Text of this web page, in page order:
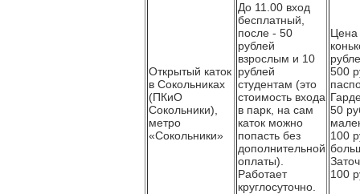
Открытый каток
в Сокольниках
(ПКиО
Сокольники),
метро
«Сокольники»
До 11.00 вход
бесплатный,
после - 50
рублей
взрослым и 10
рублей
студентам (это
стоимость входа
в парк, на сам
каток можно
попасть без
дополнительной
оплаты).
Работает
круглосуточно.
Цена
500
50
100
100